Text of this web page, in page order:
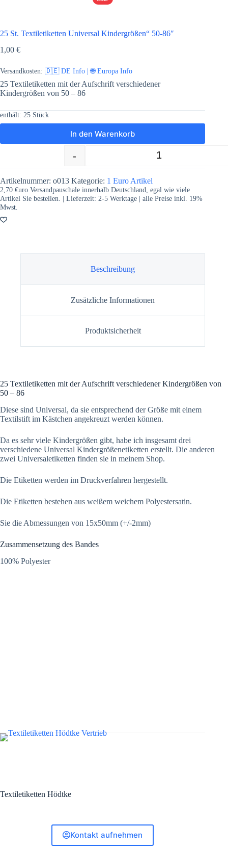
25 St. Textiletiketten Universal Kindergrößen“ 50-86″
1,00 €
Versandkosten: 🇩🇪 DE Info | 🌐 Europa Info
25 Textiletiketten mit der Aufschrift verschiedener
Kindergrößen von 50 – 86
enthält: 25 Stück
25 St. Textiletiketten Universal
-
In den Warenkorb
Artikelnummer: o013 Kategorie: 1 Euro Artikel
2,70 €uro Versandpauschale innerhalb Deutschland, egal wie viele
Artikel Sie bestellen. | Lieferzeit: 2-5 Werktage | alle Preise inkl. 19%
Mwst.
Beschreibung
Zusätzliche Informationen
Produktsicherheit
25 Textiletiketten mit der Aufschrift verschiedener Kindergrößen von
50 – 86
Diese sind Universal, da sie entsprechend der Größe mit einem
Textilstift im Kästchen angekreuzt werden können.
Da es sehr viele Kindergrößen gibt, habe ich insgesamt drei
verschiedene Universal Kindergrößenetiketten erstellt. Die anderen
zwei Universaletiketten finden sie in meinem Shop.
Die Etiketten werden im Druckverfahren hergestellt.
Die Etiketten bestehen aus weißem weichem Polyestersatin.
Sie die Abmessungen von 15x50mm (+/-2mm)
Zusammensetzung des Bandes
100% Polyester
Textiletiketten Hödtke
Kontakt aufnehmen